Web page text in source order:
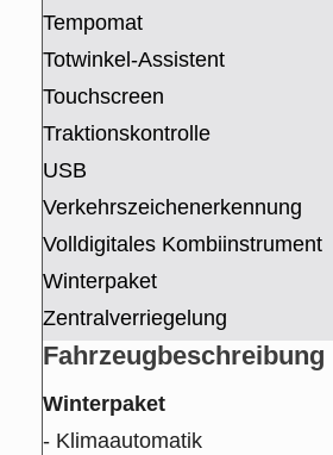
Tempomat
Totwinkel-Assistent
Touchscreen
Traktionskontrolle
USB
Verkehrszeichenerkennung
Volldigitales Kombiinstrument
Winterpaket
Zentralverriegelung
Fahrzeug­beschreibung
Winterpaket
- Klimaautomatik